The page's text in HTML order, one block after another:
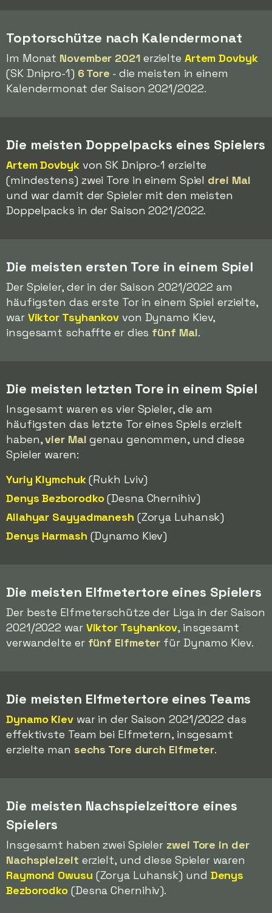
Toptorschütze nach Kalendermonat
Im Monat November 2021erzielte Artem Dovbyk
(SK Dnipro-1) 6 Tore - die meisten in einem
Kalendermonat der Saison 2021/2022.
Die meisten Doppelpacks eines Spielers
Artem Dovbykvon SK Dnipro-1 erzielte
(mindestens) zwei Tore in einem Spiel drei Mal
und war damit der Spieler mit den meisten
Doppelpacks in der Saison 2021/2022.
Die meisten ersten Tore in einem Spiel
Der Spieler, der in der Saison 2021/2022 am
häufigsten das erste Tor in einem Spiel erzielte,
war Viktor Tsyhankov von Dynamo Kiev,
insgesamt schaffte er dies fünf Mal.
Die meisten letzten Tore in einem Spiel
Insgesamt waren es vier Spieler, die am
häufigsten das letzte Tor eines Spiels erzielt
haben,vier Mal genau genommen, und diese
Spieler waren:
Yuriy Klymchuk(Rukh Lviv)
Denys Bezborodko(Desna Chernihiv)
Allahyar Sayyadmanesh (Zorya Luhansk)
Denys Harmash (Dynamo Kiev)
Die meisten Elfmetertore eines Spielers
Der beste Elfmeterschütze der Liga in der Saison
2021/2022 war Viktor Tsyhankov, insgesamt
verwandelte er fünf Elfmeter für Dynamo Kiev.
Die meisten Elfmetertore eines Teams
Dynamo Kievwar in der Saison 2021/2022 das
effektivste Team bei Elfmetern, insgesamt
erzielte man sechs Tore durch Elfmeter.
Die meisten Nachspielzeittore eines
Spielers
Insgesamt haben zwei Spieler zwei Tore in der
Nachspielzeit erzielt, und diese Spieler waren
Raymond Owusu (Zorya Luhansk) und Denys
Bezborodko (Desna Chernihiv).